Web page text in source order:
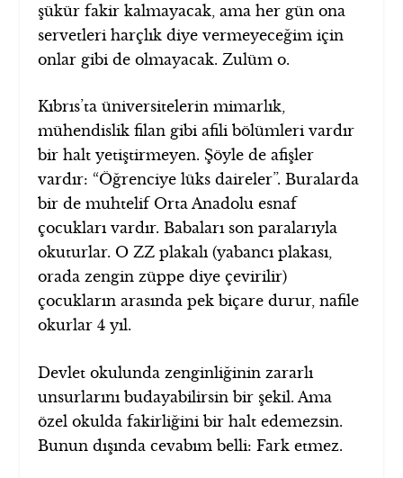
şükür fakir kalmayacak, ama her gün ona
servetleri harçlık diye vermeyeceğim için
onlar gibi de olmayacak. Zulüm o.
Kıbrıs’ta üniversitelerin mimarlık,
mühendislik filan gibi afili bölümleri vardır
bir halt yetiştirmeyen. Şöyle de afişler
vardır: “Öğrenciye lüks daireler”. Buralarda
bir de muhtelif Orta Anadolu esnaf
çocukları vardır. Babaları son paralarıyla
okuturlar. O ZZ plakalı (yabancı plakası,
orada zengin züppe diye çevirilir)
çocukların arasında pek biçare durur, nafile
okurlar 4 yıl.
Devlet okulunda zenginliğinin zararlı
unsurlarını budayabilirsin bir şekil. Ama
özel okulda fakirliğini bir halt edemezsin.
Bunun dışında cevabım belli: Fark etmez.